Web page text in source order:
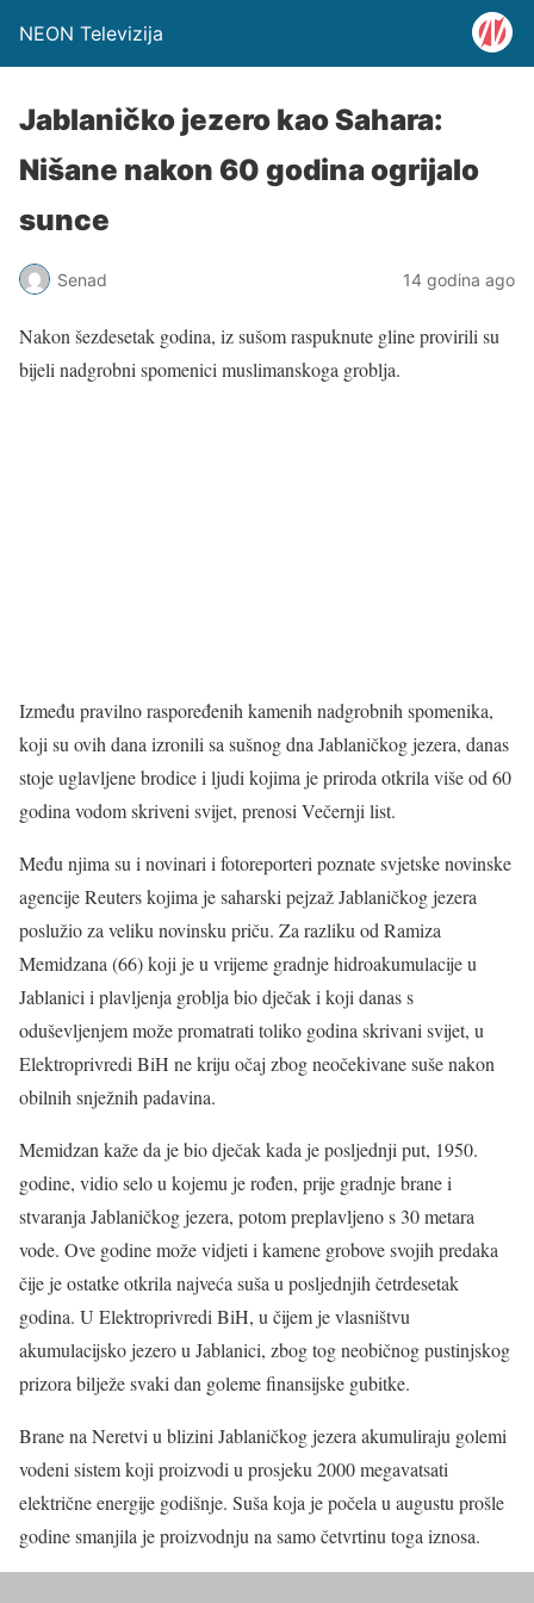
NEON Televizija
Jablaničko jezero kao Sahara:
Nišane nakon 60 godina ogrijalo
sunce
Senad 14 godina ago
Nakon šezdesetak godina, iz sušom raspuknute gline provirili su
bijeli nadgrobni spomenici muslimanskoga groblja.
Između pravilno raspoređenih kamenih nadgrobnih spomenika,
koji su ovih dana izronili sa sušnog dna Jablaničkog jezera, danas
stoje uglavljene brodice i ljudi kojima je priroda otkrila više od 60
godina vodom skriveni svijet, prenosi Večernji list.
Među njima su i novinari i fotoreporteri poznate svjetske novinske
agencije Reuters kojima je saharski pejzaž Jablaničkog jezera
poslužio za veliku novinsku priču. Za razliku od Ramiza
Memidzana (66) koji je u vrijeme gradnje hidroakumulacije u
Jablanici i plavljenja groblja bio dječak i koji danas s
oduševljenjem može promatrati toliko godina skrivani svijet, u
Elektroprivredi BiH ne kriju očaj zbog neočekivane suše nakon
obilnih snježnih padavina.
Memidzan kaže da je bio dječak kada je posljednji put, 1950.
godine, vidio selo u kojemu je rođen, prije gradnje brane i
stvaranja Jablaničkog jezera, potom preplavljeno s 30 metara
vode. Ove godine može vidjeti i kamene grobove svojih predaka
čije je ostatke otkrila najveća suša u posljednjih četrdesetak
godina. U Elektroprivredi BiH, u čijem je vlasništvu
akumulacijsko jezero u Jablanici, zbog tog neobičnog pustinjskog
prizora bilježe svaki dan goleme finansijske gubitke.
Brane na Neretvi u blizini Jablaničkog jezera akumuliraju golemi
vodeni sistem koji proizvodi u prosjeku 2000 megavatsati
električne energije godišnje. Suša koja je počela u augustu prošle
godine smanjila je proizvodnju na samo četvrtinu toga iznosa.